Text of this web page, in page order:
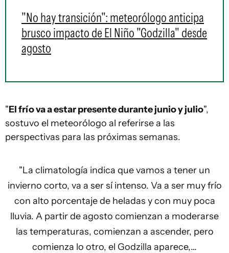
"No hay transición": meteorólogo anticipa
brusco impacto de El Niño "Godzilla" desde
agosto
"El frío va a estar presente durante junio y julio",
sostuvo el meteorólogo al referirse a las
perspectivas para las próximas semanas.
"La climatología indica que vamos a tener un
invierno corto, va a ser sí intenso. Va a ser muy frío
con alto porcentaje de heladas y con muy poca
lluvia. A partir de agosto comienzan a moderarse
las temperaturas, comienzan a ascender, pero
comienza lo otro, el Godzilla aparece,…